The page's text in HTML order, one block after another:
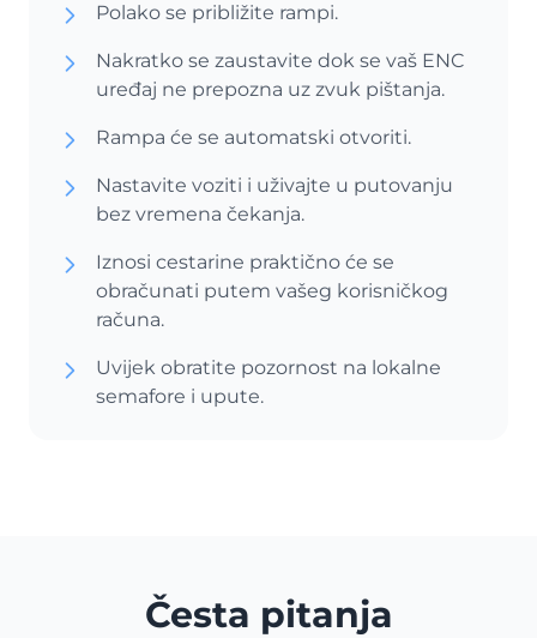
Polako se približite rampi.
Nakratko se zaustavite dok se vaš ENC
uređaj ne prepozna uz zvuk pištanja.
Rampa će se automatski otvoriti.
Nastavite voziti i uživajte u putovanju
bez vremena čekanja.
Iznosi cestarine praktično će se
obračunati putem vašeg korisničkog
računa.
Uvijek obratite pozornost na lokalne
semafore i upute.
Česta pitanja